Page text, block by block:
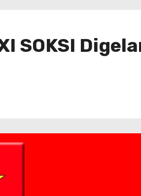
SOKSI